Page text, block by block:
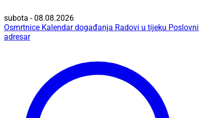
subota - 08.08.2026
Osmrtnice Kalendar događanja Radovi u tijeku Poslovni
adresar